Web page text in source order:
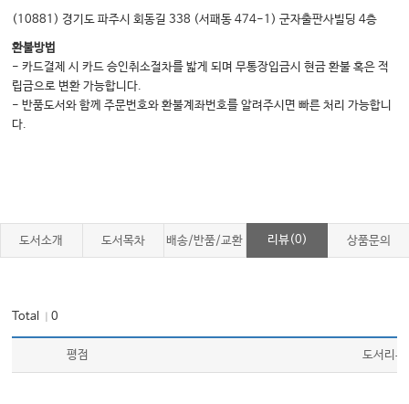
3. 소아청소년의 두통 치료 방법
어린이 두통의 약물치료 가이드 | 소아청소년 두통의 관리와 치료
Ⅶ 후두신경통
1. 후두신경통이란?
양소 하나
IX. 두통과 한의학
(10881) 경기도 파주시 회동길 338 (서패동 474-1) 군자출판사빌딩 4층
환불방법
- 카드결제 시 카드 승인취소절차를 밟게 되며 무통장입금시 현금 환불 혹은 적
립금으로 변환 가능합니다.
- 반품도서와 함께 주문번호와 환불계좌번호를 알려주시면 빠른 처리 가능합니
다.
도서소개 도서목차 배송/반품/교환 리뷰(0) 상품문의
Total ｜0
평점 도서리뷰